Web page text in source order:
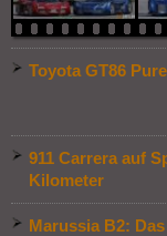
Toyota GT86
911 Carrera auf
Kilometer
Marussia B2: